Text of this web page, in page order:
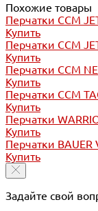
Похожие товары
Перчатки CCM
Купить
Перчатки CCM
Купить
Перчатки CCM
Купить
Перчатки CCM
Купить
Перчатки
Купить
Перчатки BAUER
Купить
Задайте свой